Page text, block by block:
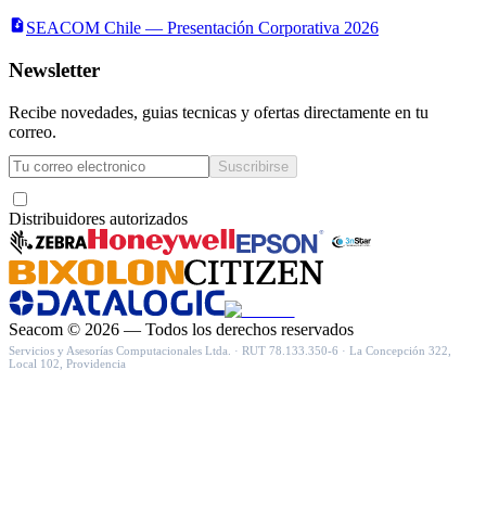
SEACOM Chile — Presentación Corporativa 2026
Newsletter
Recibe novedades, guias tecnicas y ofertas directamente en tu
correo.
Suscribirse
Distribuidores autorizados
Seacom © 2026 — Todos los derechos reservados
Servicios y Asesorías Computacionales Ltda. · RUT 78.133.350-6 · La Concepción 322,
Local 102, Providencia